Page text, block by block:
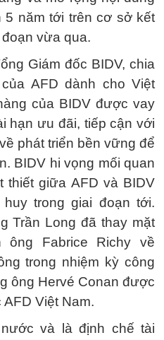
5 năm tới trên cơ sở kết
vừa qua.
Giám đốc BIDV, chia
AFD dành cho Việt
của BIDV được vay
hạn ưu đãi, tiếp cận với
phát triển bền vững để
BIDV hi vọng mối quan
thiết giữa AFD và BIDV
trong giai đoạn tới.
Trần Long đã thay mặt
Fabrice Richy về
trong nhiệm kỳ công
ông Hervé Conan được
AFD Việt Nam.
và là định chế tài